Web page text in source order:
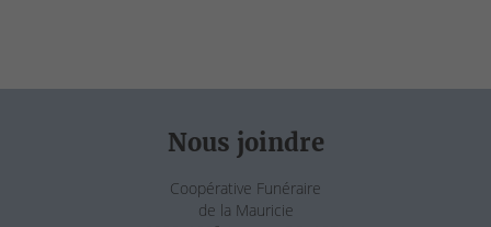
Nous joindre
Coopérative Funéraire
de la Mauricie